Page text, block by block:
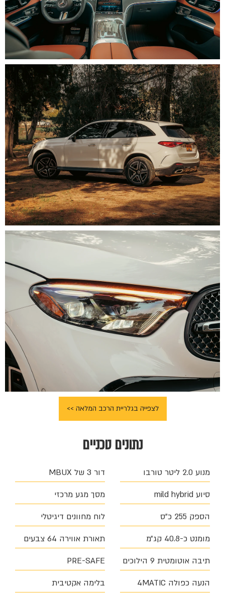
לצפייה בגלריית הרכב המלאה >>
נתונים טכניים
מנוע 2.0 ליטר טורבו
סיוע mild hybrid
הספק 255 כ״ס
מומנט כ-40.8 קג״מ
תיבה אוטומטית 9 הילוכים
הנעה כפולה 4MATIC
דור 3 של MBUX
מסך מגע מרכזי
לוח מחוונים דיגיטלי
תאורת אווירה 64 צבעים
PRE-SAFE
בלימה אקטיבית